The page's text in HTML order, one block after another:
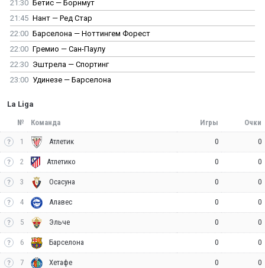
21:30 Бетис — Борнмут
21:45 Нант — Ред Стар
22:00 Барселона — Ноттингем Форест
22:00 Гремио — Сан-Паулу
22:30 Эштрела — Спортинг
23:00 Удинезе — Барселона
La Liga
№ Команда Игры Очки
1 Атлетик 0 0
2 Атлетико 0 0
3 Осасуна 0 0
4 Алавес 0 0
5 Эльче 0 0
6 Барселона 0 0
7 Хетафе 0 0